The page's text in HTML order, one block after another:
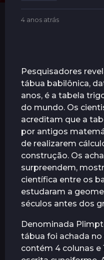
r
a
s
r
b
n
u
s
4 anos atrás
a
t
r
á
s
Pesquisadores
tábua babilônica,
anos, é a tabela
do mundo. Os
acreditam que a
por antigos
de realizarem
construção. Os
surpreendem,
científica entre os
estudaram a
séculos antes dos
Denominada
tábua foi achada
contém 4 colunas e